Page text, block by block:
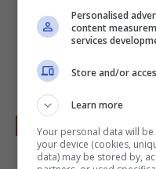
l’impasto
passaggio
l’impasto troppo
Foderate una
versate il
Personalised
content
services
Store and/or
Learn more
Your personal data will
your device (cookies,
data) may be stored by,